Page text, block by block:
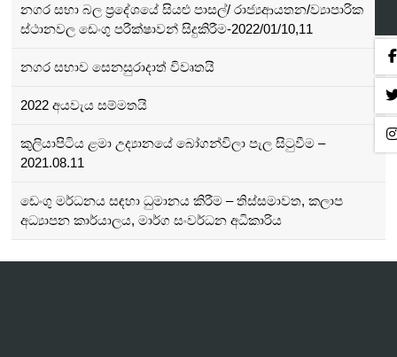
නගර සභා බල ප්‍රදේශයේ සියළු පාසල්/ රාජ්‍යආයතන/ව්‍යාපාරික
ස්ථානවල ඩෙංගු පරීක්ෂාවන් සිදුකිරීම-2022/01/10,11
නගර සභාව සෙනසුරාදාත් විවෘතයි
2022 අයවැය සම්මතයි
කුලියාපිටිය ළමා උද්‍යානයේ බෝගන්විලා පැල සිටුවීම –
2021.08.11
ඩෙංගු මර්ධනය සඳහා ධුමානය කිරීම – තිස්සමාවත, කලාප
අධ්‍යාපන කාර්යාලය, මාර්ග සංවර්ධන අධිකාරිය